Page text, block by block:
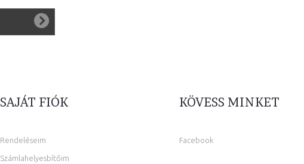
SAJÁT FIÓK
Rendeléseim
Számlahelyesbítőim
KÖVESS MINKET
Facebook